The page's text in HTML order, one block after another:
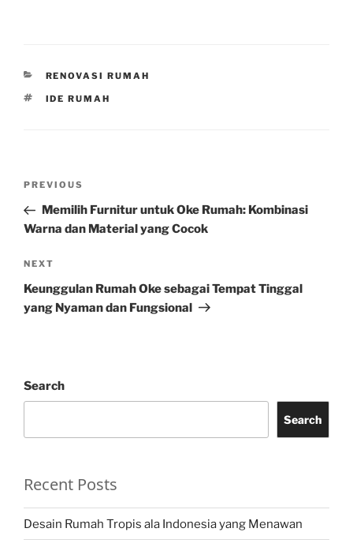
CATEGORIES
RENOVASI RUMAH
TAGS
IDE RUMAH
Previous
Post
PREVIOUS
Memilih Furnitur untuk Oke Rumah: Kombinasi
Warna dan Material yang Cocok
Next
Post
NEXT
Keunggulan Rumah Oke sebagai Tempat Tinggal
yang Nyaman dan Fungsional
Search
Search
Recent Posts
Desain Rumah Tropis ala Indonesia yang Menawan